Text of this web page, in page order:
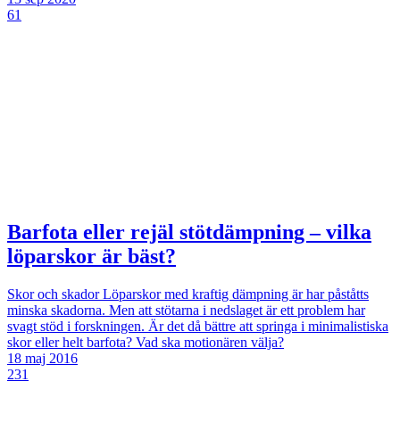
61
Barfota eller rejäl stötdämpning – vilka
löparskor är bäst?
Skor och skadorLöparskor med kraftig dämpning är har påståtts
minska skadorna. Men att stötarna i nedslaget är ett problem har
svagt stöd i forskningen. Är det då bättre att springa i minimalistiska
skor eller helt barfota? Vad ska motionären välja?
18 maj 2016
231